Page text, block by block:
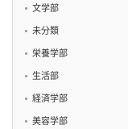
文学部
未分類
栄養学部
生活部
経済学部
美容学部